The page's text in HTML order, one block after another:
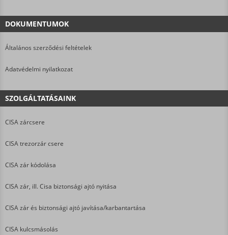
DOKUMENTUMOK
Általános szerződési feltételek
Adatvédelmi nyilatkozat
SZOLGÁLTATÁSAINK
CISA zárcsere
CISA trezorzár csere
CISA zár kódolása
CISA zár, ill. Cisa biztonsági ajtó nyitása
CISA zár és biztonsági ajtó javítása/karbantartása
CISA kulcsmásolás